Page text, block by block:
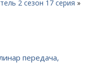
2 сезон 17 серия »
передача,